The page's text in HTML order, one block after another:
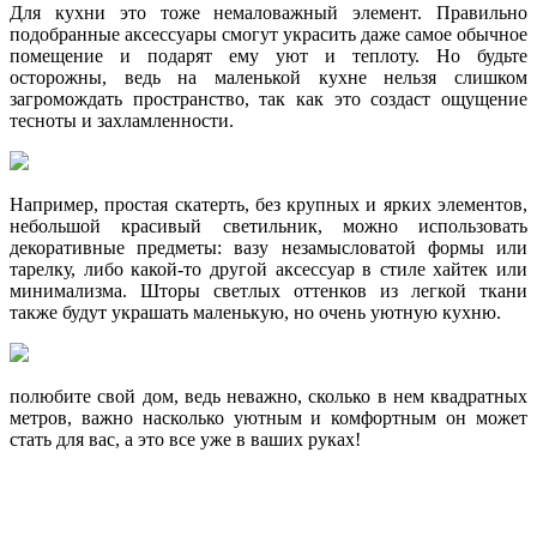
Для кухни это тоже немаловажный элемент. Правильно
подобранные аксессуары смогут украсить даже самое обычное
помещение и подарят ему уют и теплоту. Но будьте
осторожны, ведь на маленькой кухне нельзя слишком
загромождать пространство, так как это создаст ощущение
тесноты и захламленности.
Например, простая скатерть, без крупных и ярких элементов,
небольшой красивый светильник, можно использовать
декоративные предметы: вазу незамысловатой формы или
тарелку, либо какой-то другой аксессуар в стиле хайтек или
минимализма. Шторы светлых оттенков из легкой ткани
также будут украшать маленькую, но очень уютную кухню.
полюбите свой дом, ведь неважно, сколько в нем квадратных
метров, важно насколько уютным и комфортным он может
стать для вас, а это все уже в ваших руках!